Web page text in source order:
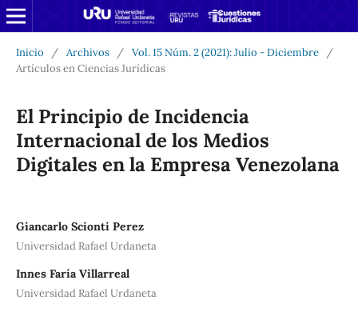
Inicio / Archivos / Vol. 15 Núm. 2 (2021): Julio - Diciembre
/
Artículos en Ciencias Jurídicas
El Principio de Incidencia
Internacional de los Medios
Digitales en la Empresa Venezolana
Giancarlo Scionti Perez
Universidad Rafael Urdaneta
Innes Faría Villarreal
Universidad Rafael Urdaneta